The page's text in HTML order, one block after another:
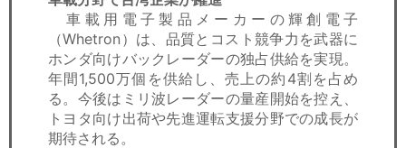
車載用電子製品メーカーの輝創電子
（Whetron）は、品質とコスト競争力を武器に
ホンダ向けバックレーダーの独占供給を実現。
年間1,500万個を供給し、売上の約4割を占め
る。今後はミリ波レーダーの量産開始を控え、
トヨタ向け出荷や先進運転支援分野での成長が
期待される。